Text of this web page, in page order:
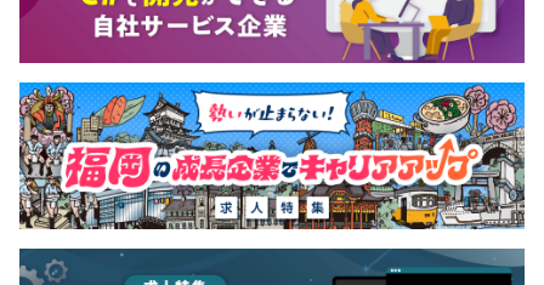
保険）
無期雇用
3カ月（期間中、条件の変更はありません）
ら什器、プロップまで様々なご要望に答えるオーダ
ーメイドが可能。 ⑧デジタルから新素材まで研究開
発 デジタル機器を用いた空間演出から地球環境保護
のための新素材の研究開発まで、時代が求める先端
技術を研究開発しスペースデザインへと活用。 ⑨未
来のため社会のためのレンタルサービス 平和マネキ
ンは2009年に環境と経営に優しいレンタルサービス
にて業界唯一のエコリーフ環境ラベルを取得。資源
の有効利用と廃棄物の削減を推進し、地球環境と循
環型社会に貢献。